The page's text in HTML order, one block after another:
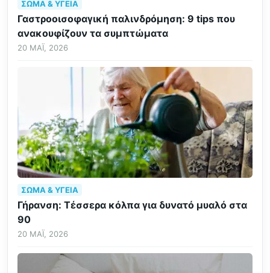
ΣΏΜΑ & ΥΓΕΊΑ
Γαστροοισοφαγική παλινδρόμηση: 9 tips που
ανακουφίζουν τα συμπτώματα
20 ΜΆΙ, 2026
ΣΏΜΑ & ΥΓΕΊΑ
Γήρανση: Τέσσερα κόλπα για δυνατό μυαλό στα
90
20 ΜΆΙ, 2026